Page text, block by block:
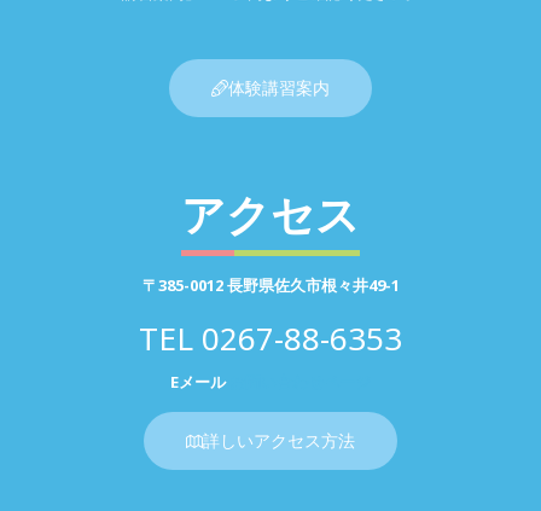
体験講習案内
アクセス
〒385-0012 長野県佐久市根々井49-1
TEL 0267-88-6353
Eメール
詳しいアクセス方法